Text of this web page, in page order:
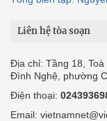
Liên hệ tòa soạn
Địa chỉ: Tầng 18,
Đình Nghệ, phường
Điện thoại:
Email: